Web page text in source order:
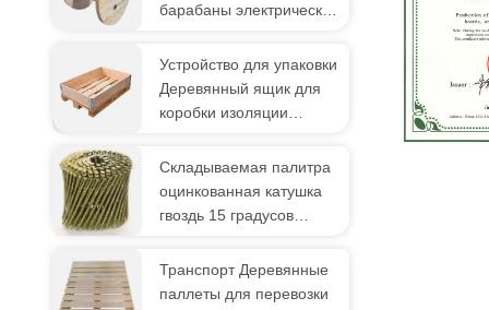
барабаны электрические
катушки сильная
грузоподъемность
Устройство для упаковки
Деревянный ящик для
коробки изоляции
поддонов
Складываемая палитра
оцинкованная катушка
гвоздь 15 градусов
кольцевая раковина
Транспорт Деревянные
паллеты для перевозки